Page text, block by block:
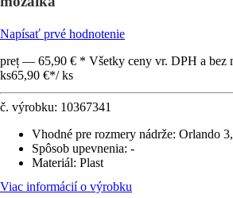
Napísať prvé hodnotenie
preț — 65,90 € * Všetky ceny vr. DPH a bez
ks65,90 €*/ ks
č. výrobku: 10367341
Vhodné pre rozmery nádrže: Orlando
Spôsob upevnenia: -
Materiál: Plast
Viac informácií o výrobku